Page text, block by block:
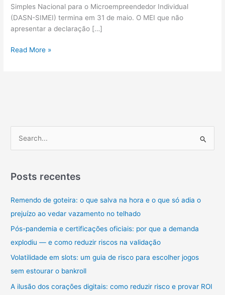
Simples Nacional para o Microempreendedor Individual
(DASN-SIMEI) termina em 31 de maio. O MEI que não
apresentar a declaração […]
Imposto
fazer
declaração
2022?
Pequenas
Grandes
Negócios
MEI
Read More »
q
i
s
a
r
p
o
Posts recentes
Remendo de goteira: o que salva na hora e o que só adia o
prejuízo ao vedar vazamento no telhado
Pós-pandemia e certificações oficiais: por que a demanda
explodiu — e como reduzir riscos na validação
Volatilidade em slots: um guia de risco para escolher jogos
sem estourar o bankroll
A ilusão dos corações digitais: como reduzir risco e provar ROI